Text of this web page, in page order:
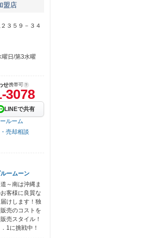
盟店
３５９－３４
曜日/第3水曜
せ携帯可
3078
LINEで共有
ルーム
売却相談
ルームーン
～南は沖縄ま
客様に良質な
けします！独
売のコストを
売スタイル！
1に挑戦中！